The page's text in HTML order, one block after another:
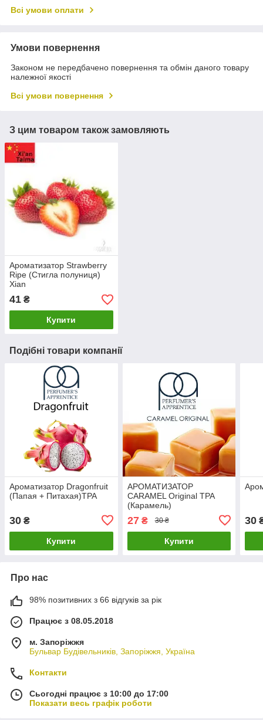
Всі умови оплати
Умови повернення
Законом не передбачено повернення та обмін даного товару
належної якості
Всі умови повернення
З цим товаром також замовляють
Ароматизатор Strawberry
Ripe (Стигла полуниця)
Xian
41 ₴
Купити
Подібні товари компанії
Ароматизатор Dragonfruit
(Папая + Питахая)TPA
30 ₴
Купити
АРОМАТИЗАТОР
CARAMEL Original TPA
(Карамель)
27₴ 30 ₴
Купити
30
Про нас
98% позитивних з 66 відгуків за рік
Працює з 08.05.2018
м. Запоріжжя
Бульвар Будівельників, Запоріжжя, Україна
Контакти
Сьогодні працює з 10:00 до 17:00
Показати весь графік роботи